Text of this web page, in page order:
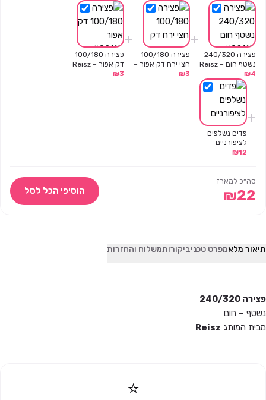
פצירה 240/320
נשטף חום – Reisz
₪4
+
פצירה 100/180
חצי ירח דק אפור –
Reisz
₪3
+
פצירה 100/180
דק אפור – Reisz
₪3
+
פדים נשלפים
לציפורניים
₪12
סה״כ למארז
₪22 הוסיפי הכל לסל
תיאור מלאמפרט טכניביקורותמשלוח והחזרות
פצירה 240/320
נשטף – חום
מבית המותג Reisz
⭐